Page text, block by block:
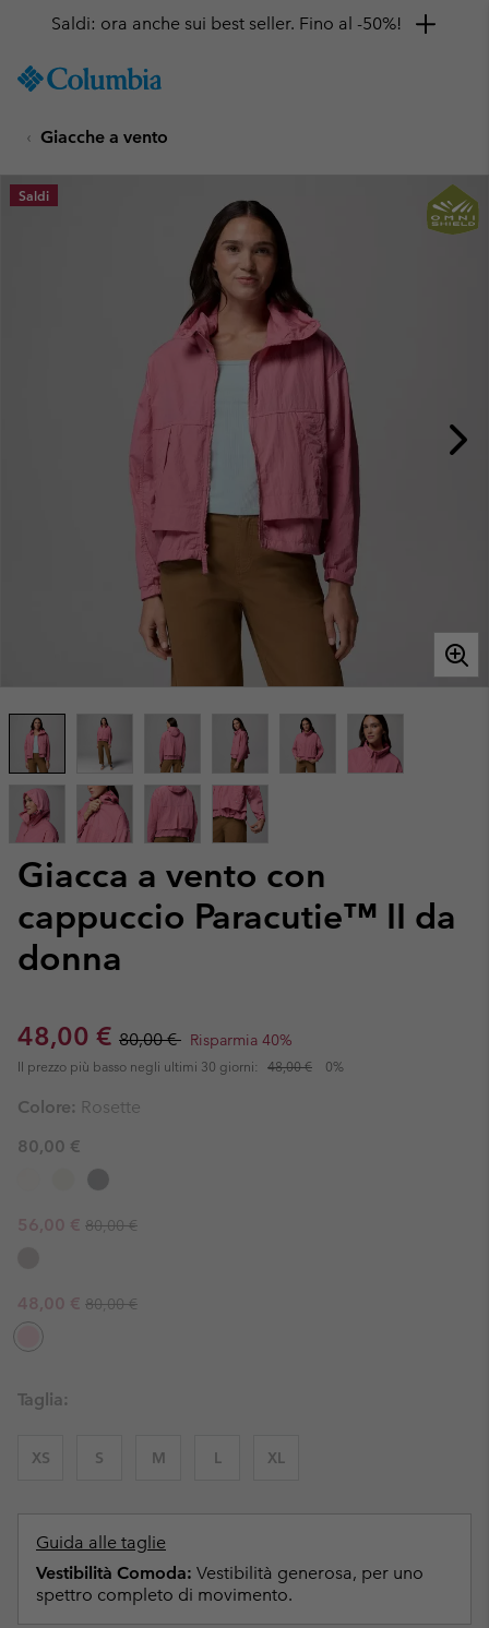
TO
SKIP
MAIN
NAV
Saldi: ora anche sui best seller. Fino al -50%!
Giacche a vento
Giacca a vento con
cappuccio Paracutie™ II da
donna
Sale price:
48,00 € Regular price:
80,00 € Risparmia 40%
Il prezzo più basso negli ultimi 30 giorni: 48,00 € 0%
Saldi
Colore: Rosette
80,00 €
Sale price:
56,00 € Regular price:
80,00 €
Sale price:
48,00 € Regular price:
80,00 €
Taglia:
XS S M L XL
Guida alle taglie
Vestibilità Comoda: Vestibilità generosa, per uno
spettro completo di movimento.